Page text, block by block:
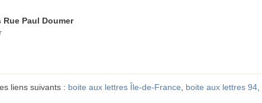
Paul Doumer
liens suivants : boite aux lettres Île-de-France, boite aux lettres 94,